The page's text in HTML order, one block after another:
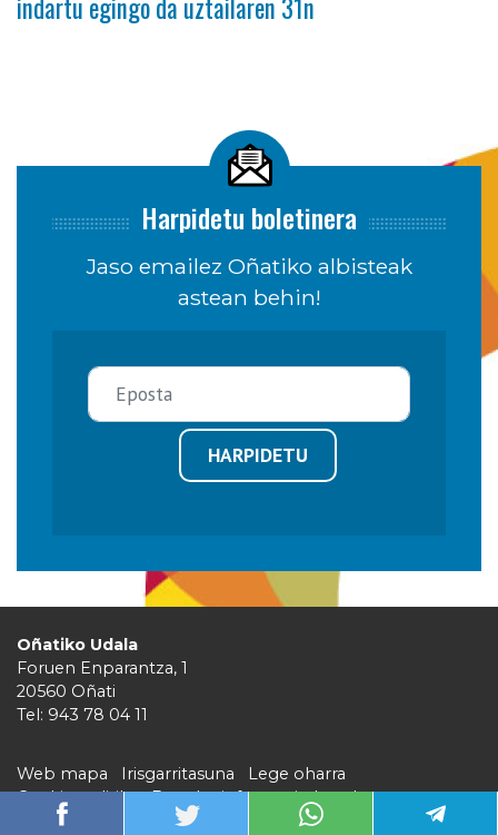
indartu egingo da uztailaren 31n
Harpidetu boletinera
Jaso emailez Oñatiko albisteak
astean behin!
HARPIDETU
Oñatiko Udala
Foruen Enparantza, 1
20560 Oñati
Tel: 943 78 04 11
Web mapa Irisgarritasuna
Lege oharra
Cookie politika
Barruko informazio kanala